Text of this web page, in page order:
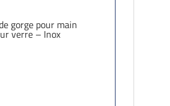
gorge pour main
verre – Inox